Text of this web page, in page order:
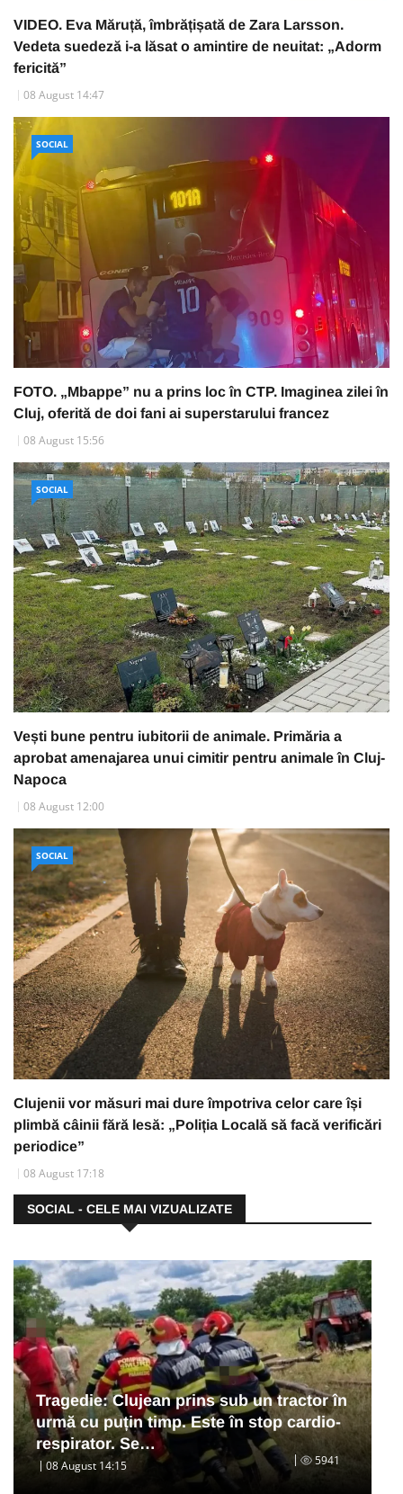
VIDEO. Eva Măruță, îmbrățișată de Zara Larsson.
Vedeta suedeză i-a lăsat o amintire de neuitat: „Adorm
fericită”
08 August 14:47
SOCIAL
FOTO. „Mbappe” nu a prins loc în CTP. Imaginea zilei în
Cluj, oferită de doi fani ai superstarului francez
08 August 15:56
SOCIAL
Vești bune pentru iubitorii de animale. Primăria a
aprobat amenajarea unui cimitir pentru animale în Cluj-
Napoca
08 August 12:00
SOCIAL
Clujenii vor măsuri mai dure împotriva celor care își
plimbă câinii fără lesă: „Poliția Locală să facă verificări
periodice”
08 August 17:18
SOCIAL - CELE MAI VIZUALIZATE
Tragedie: Clujean prins sub un tractor în
urmă cu puțin timp. Este în stop cardio-
respirator. Se…
08 August 14:15 5941